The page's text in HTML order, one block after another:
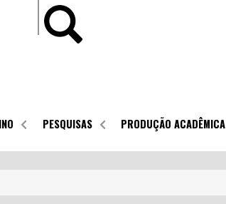
PESQUISAS PRODUÇÃO ACADÊMICA